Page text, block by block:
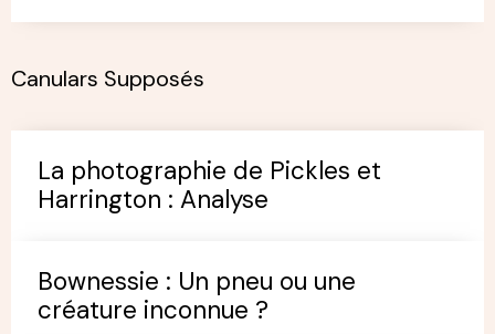
Canulars Supposés
La photographie de Pickles et
Harrington : Analyse
Bownessie : Un pneu ou une
créature inconnue ?